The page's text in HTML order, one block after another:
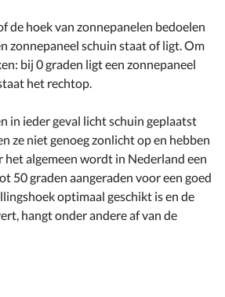
de hoek van zonnepanelen bedoelen
zonnepaneel schuin staat of ligt. Om
bij 0 graden ligt een zonnepaneel
het rechtop.
in ieder geval licht schuin geplaatst
ze niet genoeg zonlicht op en hebben
het algemeen wordt in Nederland een
50 graden aangeraden voor een goed
optimaal geschikt is en de
hangt onder andere af van de